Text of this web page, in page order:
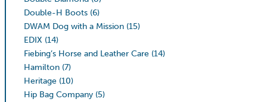
Double-H Boots (6)
DWAM Dog with a Mission (15)
EDIX (14)
Fiebing’s Horse and Leather Care (14)
Hamilton (7)
Heritage (10)
Hip Bag Company (5)